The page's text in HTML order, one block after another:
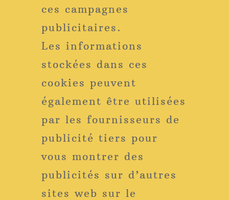
ces campagnes
publicitaires.
Les informations
stockées dans ces
cookies peuvent
également être utilisées
par les fournisseurs de
publicité tiers pour
vous montrer des
publicités sur d’autres
sites web sur le